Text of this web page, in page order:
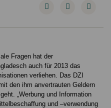
Fragen hat der
auch für 2013 das
verliehen. Das DZI
den ihm anvertrauten Geldern
„Werbung und Information
und –verwendung